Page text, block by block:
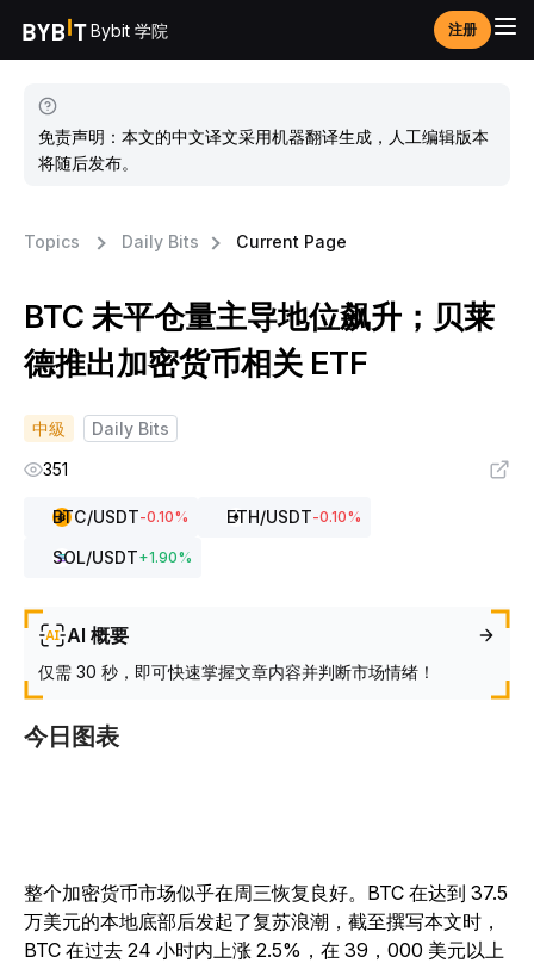
Bybit 学院 注册
免责声明：本文的中文译文采用机器翻译生成，人工编辑版本
将随后发布。
Topics Daily Bits Current Page
BTC 未平仓量主导地位飙升；贝莱
德推出加密货币相关 ETF
中級
Daily Bits
351
BTC/USDT-0.10% ETH/USDT-0.10%
SOL/USDT+1.90%
AI 概要
仅需 30 秒，即可快速掌握文章内容并判断市场情绪！
今日图表
整个加密货币市场似乎在周三恢复良好。BTC 在达到 37.5
万美元的本地底部后发起了复苏浪潮，截至撰写本文时，
BTC 在过去 24 小时内上涨 2.5%，在 39，000 美元以上